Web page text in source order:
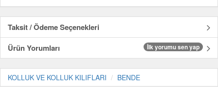
Taksit / Ödeme Seçenekleri
Ürün Yorumları
İlk yorumu sen yap
KOLLUK VE KOLLUK KILIFLARI BENDE